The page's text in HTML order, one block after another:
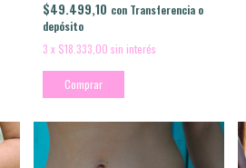
$49.499,10 con Transferencia o
depósito
3 x $18.333,00 sin interés
Comprar